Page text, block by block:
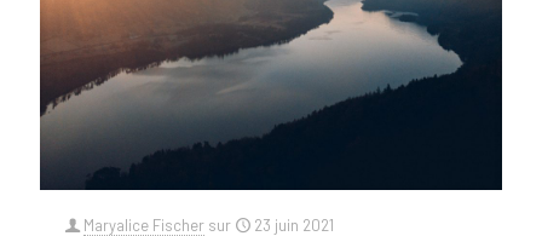
Maryalice Fischer sur 23 juin 2021